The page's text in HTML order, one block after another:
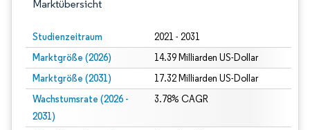
Marktübersicht
Studienzeitraum 2021 - 2031
Marktgröße (2026) 14.39 Milliarden US-Dollar
Marktgröße (2031) 17.32 Milliarden US-Dollar
Wachstumsrate (2026 -
2031)
3.78% CAGR